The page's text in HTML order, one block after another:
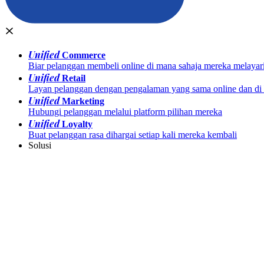
UnifiedCommerce
Biar pelanggan membeli online di mana sahaja mereka melayari
UnifiedRetail
Layan pelanggan dengan pengalaman yang sama online dan
UnifiedMarketing
Hubungi pelanggan melalui platform pilihan mereka
UnifiedLoyalty
Buat pelanggan rasa dihargai setiap kali mereka kembali
Solusi